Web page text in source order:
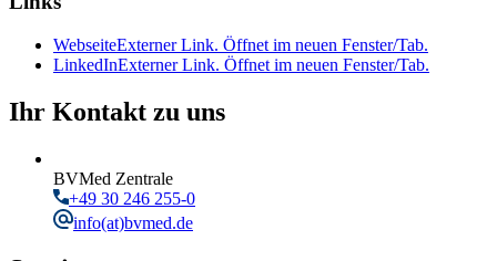
WebseiteExterner Link. Öffnet im neuen Fenster/Tab.
LinkedInExterner Link. Öffnet im neuen Fenster/Tab.
Ihr Kontakt zu uns
BVMed Zentrale
+49 30 246 255-0
info(at)bvmed.de